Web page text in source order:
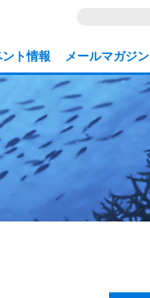
ント情報 メールマガジン